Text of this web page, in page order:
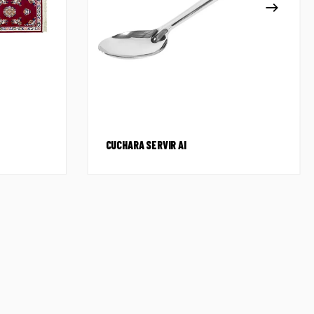
CUCHARA SERVIR AI